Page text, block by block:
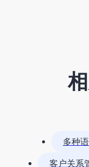
多种
客户关系